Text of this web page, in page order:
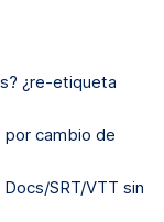
¿re-etiqueta
por cambio de
SRT/VTT sin